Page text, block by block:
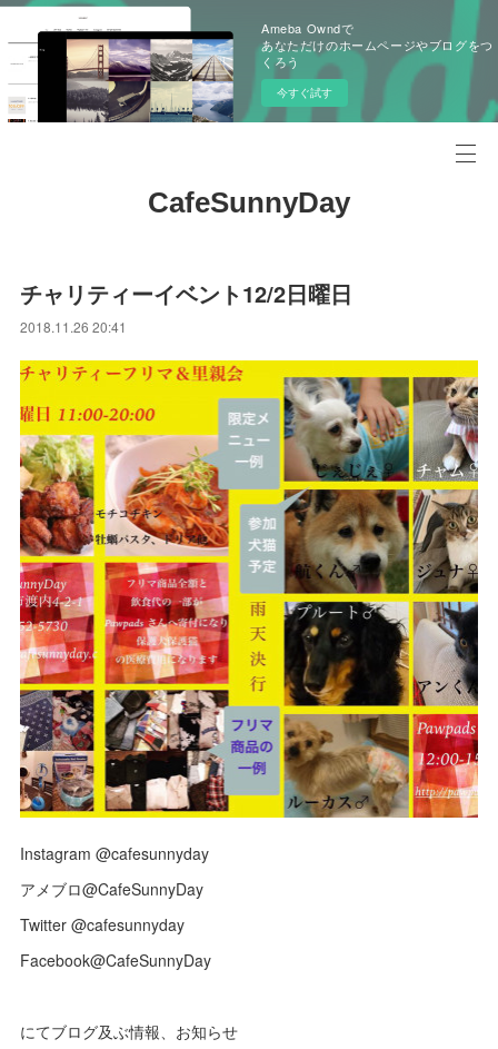
Ameba Owndで
あなただけのホームページやブログをつ
くろう
今すぐ試す
CafeSunnyDay
チャリティーイベント12/2日曜日
2018.11.26 20:41
Instagram @cafesunnyday
アメブロ@CafeSunnyDay
Twitter @cafesunnyday
Facebook@CafeSunnyDay
にてブログ及ぶ情報、お知らせ